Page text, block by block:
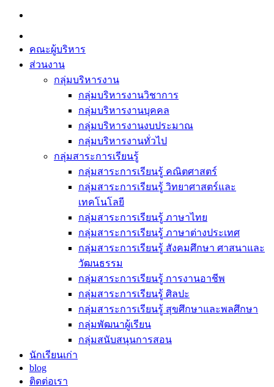
Skip
content
คณะผู้บริหาร
ส่วนงาน
กลุ่มบริหารงาน
กลุ่มบริหารงานวิชาการ
กลุ่มบริหารงานบุคคล
กลุ่มบริหารงานงบประมาณ
กลุ่มบริหารงานทั่วไป
กลุ่มสาระการเรียนรู้
กลุ่มสาระการเรียนรู้ คณิตศาสตร์
กลุ่มสาระการเรียนรู้ วิทยาศาสตร์และ
เทคโนโลยี
กลุ่มสาระการเรียนรู้ ภาษาไทย
กลุ่มสาระการเรียนรู้ ภาษาต่างประเทศ
กลุ่มสาระการเรียนรู้ สังคมศึกษา ศาสนาและ
วัฒนธรรม
กลุ่มสาระการเรียนรู้ การงานอาชีพ
กลุ่มสาระการเรียนรู้ ศิลปะ
กลุ่มสาระการเรียนรู้ สุขศึกษาและพลศึกษา
กลุ่มพัฒนาผู้เรียน
กลุ่มสนับสนุนการสอน
นักเรียนเก่า
blog
ติดต่อเรา